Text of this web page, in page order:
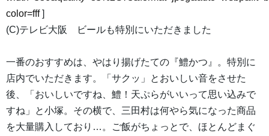
color=fff]
(C)テレビ大阪 ビールも特別にいただきました
一番のおすすめは、やはり揚げたての『鱧かつ』。特別に
店内でいただきます。「サクッ」とおいしい音をさせた
後、「おいしいですね、鱧！天ぷらがいいって思い込みで
すね」と小塚。その横で、三田村は何やら気になった商品
を大量購入しており…。ご飯がちょっとで、ほとんどまぐ